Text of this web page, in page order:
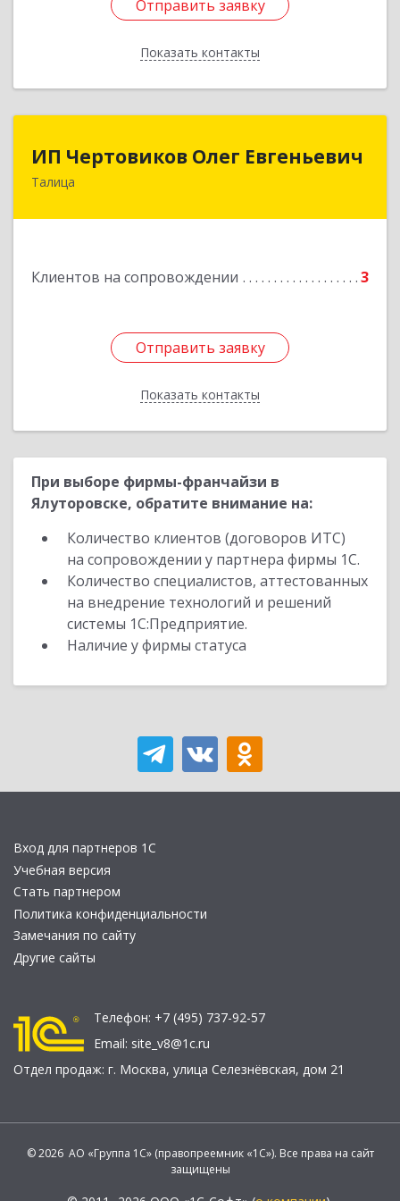
Отправить заявку
Показать контакты
Отправить заявку
Назад
ИП Чертовиков Олег Евгеньевич
Талица
Клиентов на сопровождении 3
Отправить заявку
Показать контакты
623640, Свердловская обл, Талица г, Ленина ул,
Отправить заявку
Назад
При выборе фирмы-франчайзи в
Ялуторовске, обратите внимание на:
Количество клиентов (договоров ИТС)
на сопровождении у партнера фирмы 1С.
Количество специалистов, аттестованных
на внедрение технологий и решений
системы 1С:Предприятие.
Наличие у фирмы статуса
Вход для партнеров 1С
Учебная версия
Стать партнером
Политика конфиденциальности
Замечания по сайту
Другие сайты
Телефон: +7 (495) 737-92-57
Email: site_v8@1c.ru
Отдел продаж: г. Москва, улица Селезнёвская, дом 21
© 2026 АО «Группа 1С» (правопреемник «1С»). Все права на сайт
защищены